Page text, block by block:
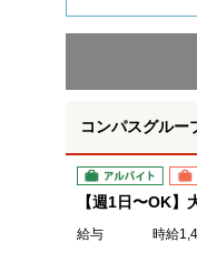
コンパスグル
アルバイト パ
【週1日〜OK
給与 時給